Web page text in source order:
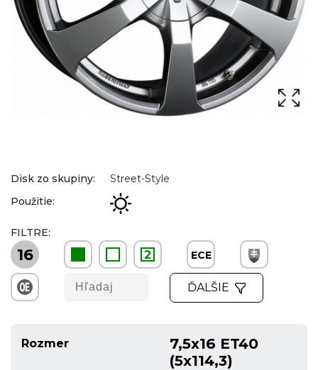
Disk zo skupiny:
Street-Style
Použitie:
FILTRE:
16 2 ECE
ĎALŠIE
Rozmer
7,5x16 ET40
(5x114,3)